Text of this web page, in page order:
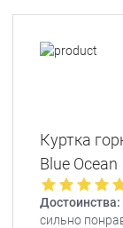
Куртка
Blue Ocean
Достоинства:
сильно